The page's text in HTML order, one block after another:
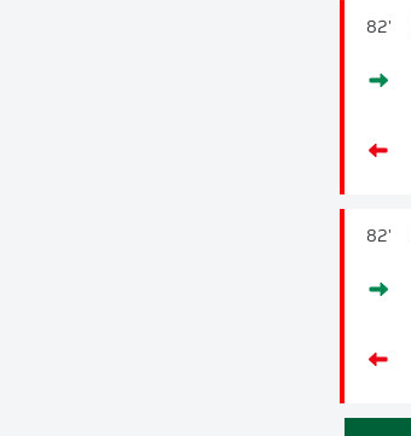
82'
82'